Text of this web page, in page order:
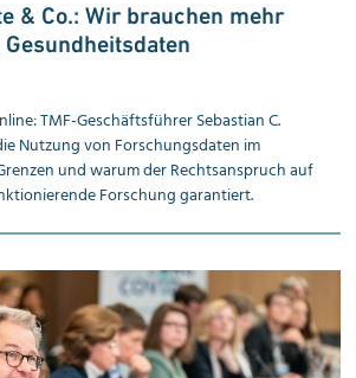
& Co.: Wir brauchen mehr
TMF-Geschäftsführer Sebastian C.
Nutzung von Forschungsdaten im
und warum der Rechtsanspruch auf
Forschung garantiert.